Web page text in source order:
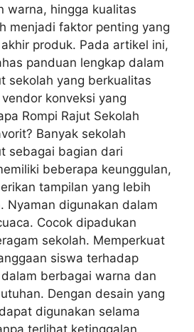
warna, hingga kualitas
menjadi faktor penting yang
produk. Pada artikel ini,
panduan lengkap dalam
sekolah yang berkualitas
konveksi yang
Rompi Rajut Sekolah
Banyak sekolah
sebagai bagian dari
beberapa keunggulan,
tampilan yang lebih
Nyaman digunakan dalam
Cocok dipadukan
sekolah. Memperkuat
siswa terhadap
berbagai warna dan
Dengan desain yang
digunakan selama